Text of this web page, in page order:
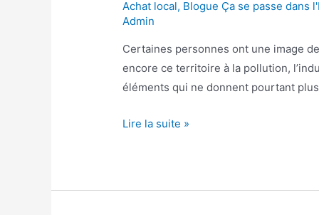
Achat local, Blogue Ça se passe dans
Admin
Certaines personnes ont une image
encore ce territoire à la pollution,
éléments qui ne donnent pourtant
Lire la suite »